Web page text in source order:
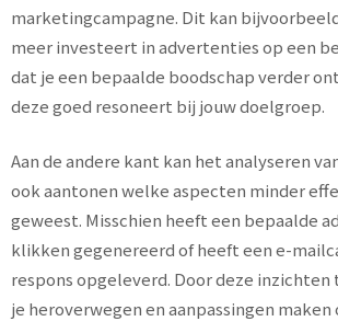
marketingcampagne. Dit kan
meer investeert in advertenties op een
dat je een bepaalde boodschap verder
deze goed resoneert bij jouw doelgroep.
Aan de andere kant kan het analyseren
ook aantonen welke aspecten minder
geweest. Misschien heeft een bepaalde
klikken gegenereerd of heeft een e-
respons opgeleverd. Door deze
je heroverwegen en aanpassingen maken